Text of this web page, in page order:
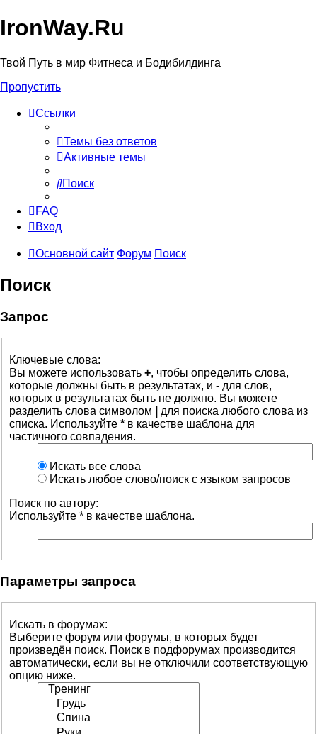
IronWay.Ru
Твой Путь в мир Фитнеса и Бодибилдинга
Пропустить
Ссылки
Темы без ответов
Активные темы
Поиск
FAQ
Вход
Основной сайт Форум Поиск
Поиск
Запрос
Ключевые слова:
Вы можете использовать +, чтобы определить слова,
которые должны быть в результатах, и - для слов,
которых в результатах быть не должно. Вы можете
разделить слова символом
для поиска любого слова из
списка. Используйте * в качестве шаблона для
частичного совпадения.
Искать все слова
Искать любое слово/поиск с языком запросов
Поиск по автору:
Используйте * в качестве шаблона.
Параметры запроса
Искать в форумах:
Выберите форум или форумы, в которых будет
произведён поиск. Поиск в подфорумах производится
автоматически, если вы не отключили соответствующую
опцию ниже.